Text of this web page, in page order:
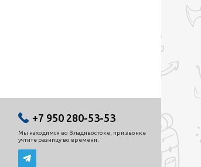
+7 950 280-53-53
Мы находимся во Владивостоке, при звонке
учтите разницу во времени.